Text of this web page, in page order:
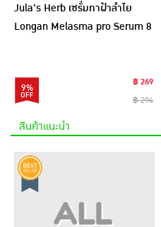
Jula's Herb เซรั่มทาฝ้าลำไย
Longan Melasma pro Serum 8
9%
฿ 269
฿ 294
สินค้าแนะนำ